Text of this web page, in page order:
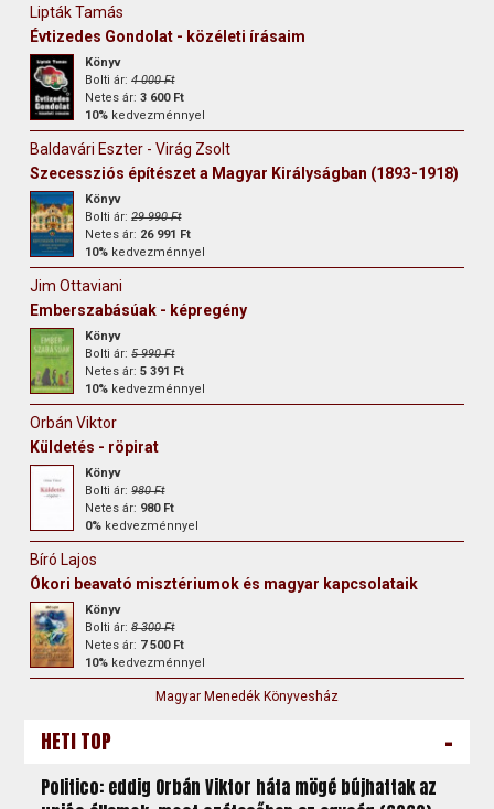
Lipták Tamás
Évtizedes Gondolat - közéleti írásaim
Könyv
Bolti ár:4 000 Ft
Netes ár:3 600 Ft
10% kedvezménnyel
Baldavári Eszter - Virág Zsolt
Szecessziós építészet a Magyar Királyságban (1893-1918)
Könyv
Bolti ár:29 990 Ft
Netes ár: 26 991 Ft
10% kedvezménnyel
Jim Ottaviani
Emberszabásúak - képregény
Könyv
Bolti ár:5 990 Ft
Netes ár:5 391 Ft
10% kedvezménnyel
Orbán Viktor
Küldetés - röpirat
Könyv
Bolti ár:980 Ft
Netes ár: 980 Ft
0% kedvezménnyel
Bíró Lajos
Ókori beavató misztériumok és magyar kapcsolataik
Könyv
Bolti ár:8 300 Ft
Netes ár: 7 500 Ft
10% kedvezménnyel
Magyar Menedék Könyvesház
HETI TOP -
Politico: eddig Orbán Viktor háta mögé bújhattak az